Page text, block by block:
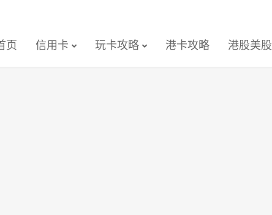
页 信用卡 玩卡攻略 港卡攻略 港股美股